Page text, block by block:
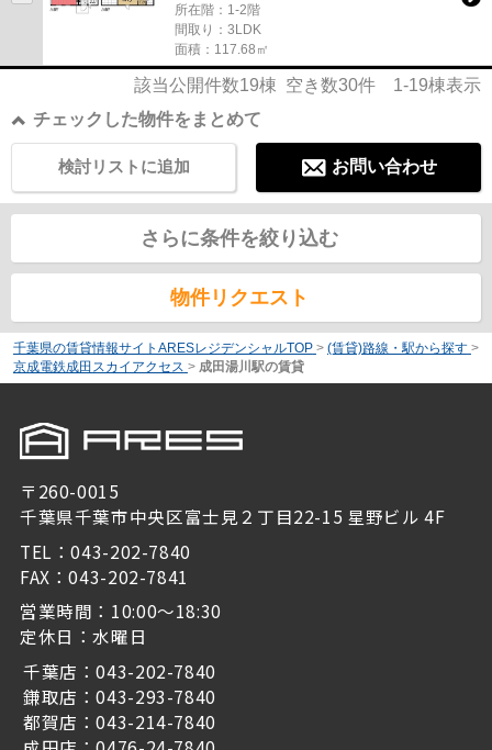
所在階：1-2階
間取り：3LDK
面積：117.68㎡
該当公開件数19棟 空き数30件 1-19棟表示
チェックした物件をまとめて
お問い合わせ
検討リストに追加
さらに条件を絞り込む
物件リクエスト
千葉県の賃貸情報サイトARESレジデンシャルTOP > (賃貸)路線・駅から探す >
京成電鉄成田スカイアクセス > 成田湯川駅の賃貸
〒260-0015
千葉県千葉市中央区富士見２丁目22-15 星野ビル 4F
TEL：043-202-7840
FAX：043-202-7841
営業時間：10:00～18:30
定休日：水曜日
千葉店：043-202-7840
鎌取店：043-293-7840
都賀店：043-214-7840